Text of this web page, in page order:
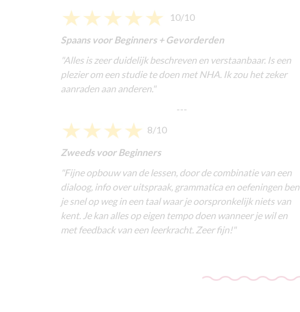
10/10
Spaans voor Beginners + Gevorderden
"Alles is zeer duidelijk beschreven en verstaanbaar. Is een
plezier om een studie te doen met NHA. Ik zou het zeker
aanraden aan anderen."
---
8/10
Zweeds voor Beginners
"Fijne opbouw van de lessen, door de combinatie van een
dialoog, info over uitspraak, grammatica en oefeningen ben
je snel op weg in een taal waar je oorspronkelijk niets van
kent. Je kan alles op eigen tempo doen wanneer je wil en
met feedback van een leerkracht. Zeer fijn!"